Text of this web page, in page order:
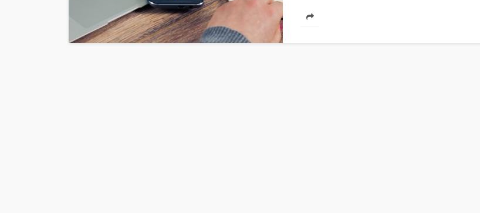
emploi peut être un défi de taille pour de
les obstacles sont souvent encore plus grands. Des...